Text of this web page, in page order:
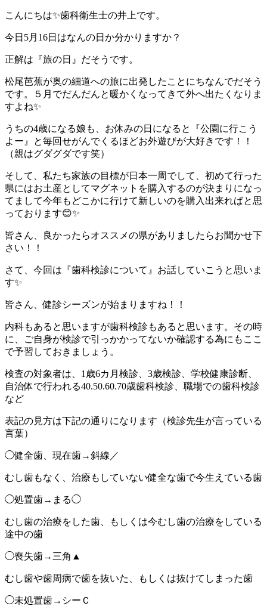
こんにちは✨歯科衛生士の井上です。
今日5月16日はなんの日か分かりますか？
正解は『旅の日』だそうです。
松尾芭蕉が奥の細道への旅に出発したことにちなんでだそう
です。５月でだんだんと暖かくなってきて外へ出たくなりま
すよね✨
うちの4歳になる娘も、お休みの日になると『公園に行こう
よー』と毎回せがんでくるほどお外遊びが大好きです！！
（親はグダグダです笑）
そして、私たち家族の目標が日本一周でして、初めて行った
県にはお土産としてマグネットを購入するのが決まりになっ
てまして今年もどこかに行けて新しいのを購入出来ればと思
っております😊✨
皆さん、良かったらオススメの県がありましたらお聞かせ下
さい！！
さて、今回は『歯科検診について』お話していこうと思いま
す✨
皆さん、健診シーズンが始まりますね！！
内科もあると思いますが歯科検診もあると思います。その時
に、ご自身が検診で引っかかってないか確認する為にもここ
で予習しておきましょう。
検査の対象者は、1歳6カ月検診、3歳検診、学校健康診断、
自治体で行われる40.50.60.70歳歯科検診、職場での歯科検診
など
表記の見方は下記の通りになります（検診先生が言っている
言葉）
◯健全歯、現在歯→斜線／
むし歯もなく、治療もしていない健全な歯で今生えている歯
◯処置歯→まる◯
むし歯の治療をした歯、もしくは今むし歯の治療をしている
途中の歯
◯喪失歯→三角▲
むし歯や歯周病で歯を抜いた、もしくは抜けてしまった歯
◯未処置歯→シーＣ